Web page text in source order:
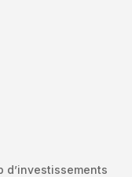
d’investissements